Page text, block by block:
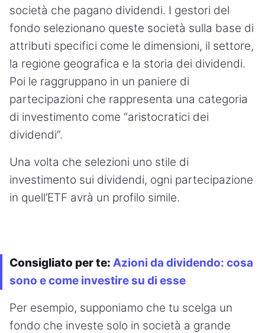
società che pagano dividendi. I gestori del
fondo selezionano queste società sulla base di
attributi specifici come le dimensioni, il settore,
la regione geografica e la storia dei dividendi.
Poi le raggruppano in un paniere di
partecipazioni che rappresenta una categoria
di investimento come “aristocratici dei
dividendi”.
Una volta che selezioni uno stile di
investimento sui dividendi, ogni partecipazione
in quell’ETF avrà un profilo simile.
Consigliato per te: Azioni da dividendo: cosa
sono e come investire su di esse
Per esempio, supponiamo che tu scelga un
fondo che investe solo in società a grande